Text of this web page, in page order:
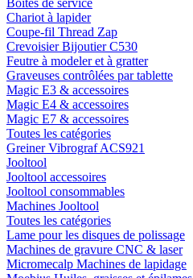
Boîtes de service
Chariot à lapider
Coupe-fil Thread Zap
Crevoisier Bijoutier C530
Feutre à modeler et à gratter
Graveuses contrôlées par tablette
Magic E3 & accessoires
Magic E4 & accessoires
Magic E7 & accessoires
Toutes les catégories
Greiner Vibrograf ACS921
Jooltool
Jooltool accessoires
Jooltool consommables
Machines Jooltool
Toutes les catégories
Lame pour les disques de polissage
Machines de gravure CNC & laser
Micromecalp Machines de lapidage